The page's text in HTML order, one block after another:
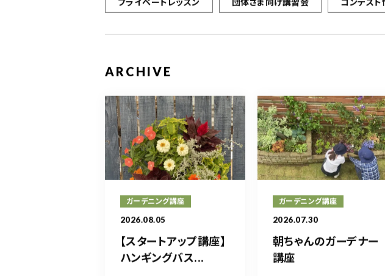
ARCHIVE
ガーデニング講座
2026.08.05
【スタートアップ講座】
ハンギングバス...
ガーデニング講座
2026.07.30
朝ちゃんのガーデナー
講座